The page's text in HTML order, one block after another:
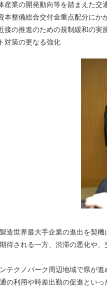
産業の開発動向等を踏まえた交
本整備総合交付金重点配分にか
接の推進のための規制緩和の実
対策の更なる強化
造世界最大手企業の進出を契
待される一方、渋滞の悪化や
テクノパーク周辺地域で県が
の利用や時差出勤の促進といっ